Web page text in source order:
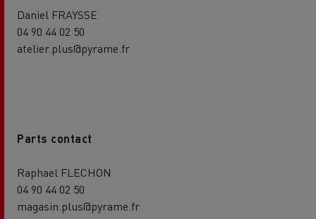
Daniel FRAYSSE
04 90 44 02 50
atelier.plus@pyrame.fr
Parts contact
Raphael FLECHON
04 90 44 02 50
magasin.plus@pyrame.fr